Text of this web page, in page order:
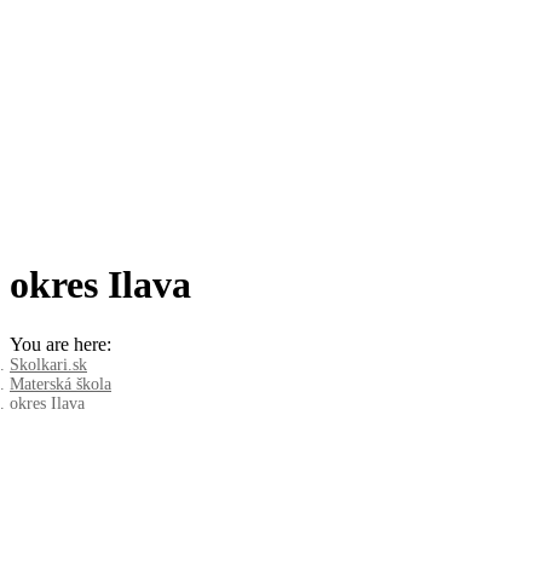
okres Ilava
You are here:
Skolkari.sk
Materská škola
okres Ilava